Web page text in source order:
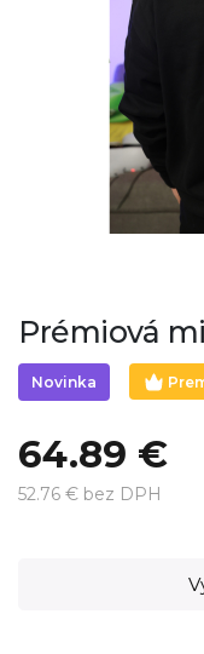
Prémiová
Novinka
64.89 €
52.76 € bez DPH